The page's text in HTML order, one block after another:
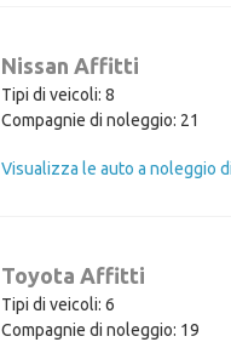
Nissan Affitti
Tipi di veicoli: 8
Compagnie di noleggio: 21
Visualizza le auto a noleggio
Toyota Affitti
Tipi di veicoli: 6
Compagnie di noleggio: 19